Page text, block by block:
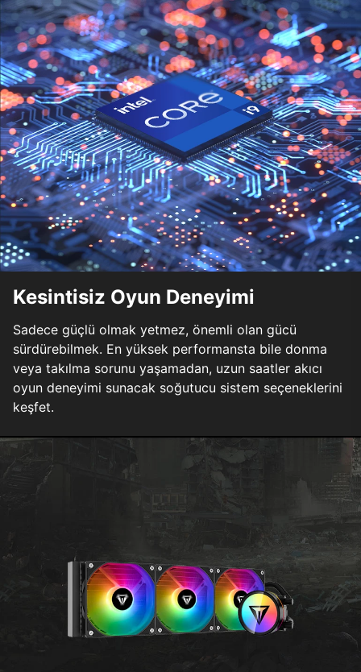
Kesintisiz Oyun Deneyimi
Sadece güçlü olmak yetmez, önemli olan gücü
sürdürebilmek. En yüksek performansta bile donma
veya takılma sorunu yaşamadan, uzun saatler akıcı
oyun deneyimi sunacak soğutucu sistem seçeneklerini
keşfet.